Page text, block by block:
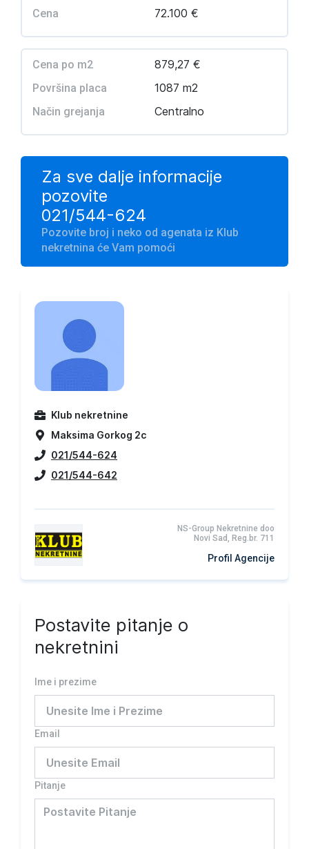
Cena 72.100 €
Cena po m2 879,27 €
Površina placa 1087 m2
Način grejanja Centralno
Za sve dalje informacije
pozovite
021/544-624
Pozovite broj i neko od agenata iz Klub
nekretnina će Vam pomoći
Klub nekretnine
Maksima Gorkog 2c
021/544-624
021/544-642
NS-Group Nekretnine doo
Novi Sad, Reg.br. 711
Profil Agencije
Postavite pitanje o
nekretnini
Ime i prezime
Email
Pitanje